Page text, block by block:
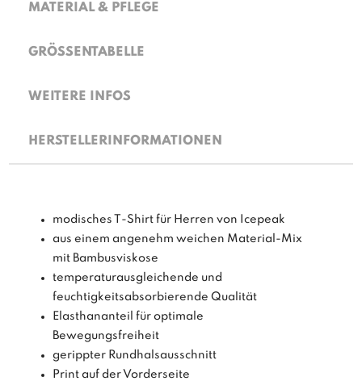
MATERIAL & PFLEGE
GRÖSSENTABELLE
WEITERE INFOS
HERSTELLERINFORMATIONEN
modisches T-Shirt für Herren von Icepeak
aus einem angenehm weichen Material-Mix
mit Bambusviskose
temperaturausgleichende und
feuchtigkeitsabsorbierende Qualität
Elasthananteil für optimale
Bewegungsfreiheit
gerippter Rundhalsausschnitt
Print auf der Vorderseite